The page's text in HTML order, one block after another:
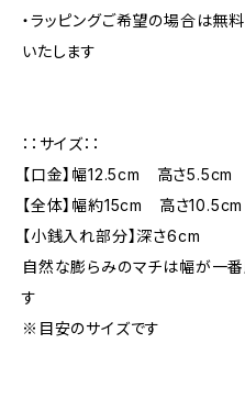
・ラッピングご希望の場合は無
いたします
：：サイズ：：
【口金】幅12.5cm 高さ5.5cm
【全体】幅約15cm 高さ10.5cm
【小銭入れ部分】深さ6cm
自然な膨らみのマチは幅が一
す
※目安のサイズです